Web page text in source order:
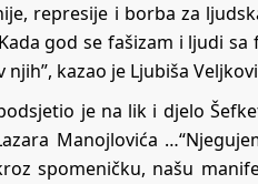
represije i borba za
god se fašizam i ljudi
kazao je Ljubiša
je na lik i djelo
Manojlovića
spomeničku, našu